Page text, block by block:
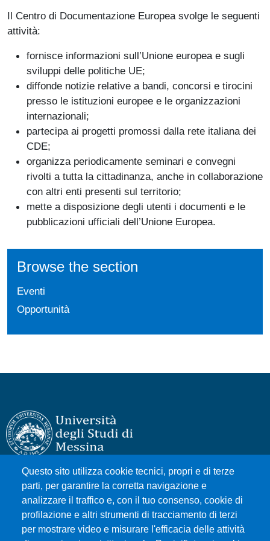
Il Centro di Documentazione Europea svolge le seguenti
attività:
fornisce informazioni sull’Unione europea e sugli
sviluppi delle politiche UE;
diffonde notizie relative a bandi, concorsi e tirocini
presso le istituzioni europee e le organizzazioni
internazionali;
partecipa ai progetti promossi dalla rete italiana dei
CDE;
organizza periodicamente seminari e convegni
rivolti a tutta la cittadinanza, anche in collaborazione
con altri enti presenti sul territorio;
mette a disposizione degli utenti i documenti e le
pubblicazioni ufficiali dell’Unione Europea.
Browse the section
Eventi
Opportunità
Questo sito utilizza cookie tecnici, propri e di terze
parti, per garantire la corretta navigazione e
analizzare il traffico e, con il tuo consenso, cookie di
profilazione e altri strumenti di tracciamento di terzi
per mostrare video e misurare l'efficacia delle attività
Università degli Studi di Messina
Piazza Pugliatti, 1 - 98122 Messina
Cod. Fiscale 80004070837
P.IVA 00724160833